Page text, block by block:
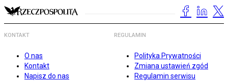
KONTAKT
O nas
Kontakt
Napisz do nas
REGULAMIN
Polityka Prywatności
Zmiana ustawień zgód
Regulamin serwisu